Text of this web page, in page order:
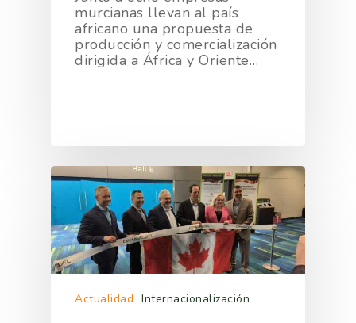
murcianas llevan al país
africano una propuesta de
producción y comercialización
dirigida a África y Oriente…
Actualidad Internacionalización